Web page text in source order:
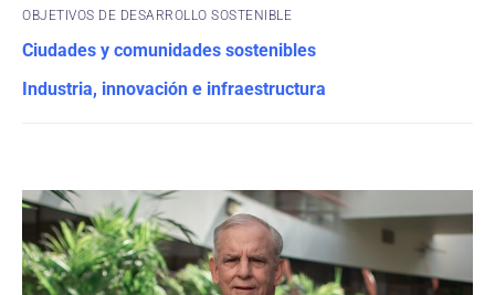
OBJETIVOS DE DESARROLLO SOSTENIBLE
Ciudades y comunidades sostenibles
Industria, innovación e infraestructura